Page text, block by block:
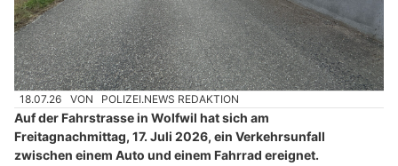
18.07.26 VON POLIZEI.NEWS REDAKTION
Auf der Fahrstrasse in Wolfwil hat sich am
Freitagnachmittag, 17. Juli 2026, ein Verkehrsunfall
zwischen einem Auto und einem Fahrrad ereignet.